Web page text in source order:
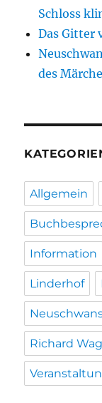
Schloss
Das Gitter
des
Allgemein
Information
Linderhof
Richard